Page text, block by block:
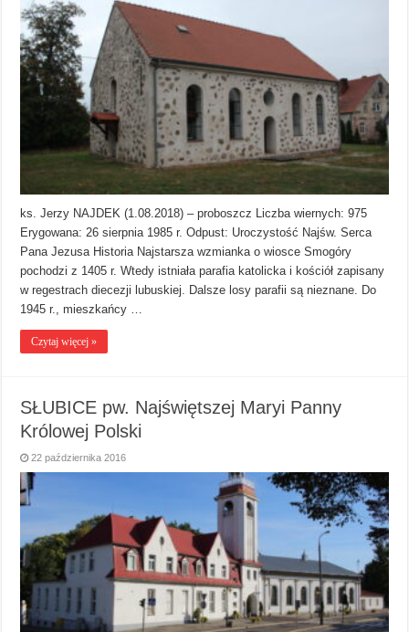
ks. Jerzy NAJDEK (1.08.2018) – proboszcz Liczba wiernych: 975
Erygowana: 26 sierpnia 1985 r. Odpust: Uroczystość Najśw. Serca
Pana Jezusa Historia Najstarsza wzmianka o wiosce Smogóry
pochodzi z 1405 r. Wtedy istniała parafia katolicka i kościół zapisany
w regestrach diecezji lubuskiej. Dalsze losy parafii są nieznane. Do
1945 r., mieszkańcy …
Czytaj więcej »
SŁUBICE pw. Najświętszej Maryi Panny
Królowej Polski
22 października 2016